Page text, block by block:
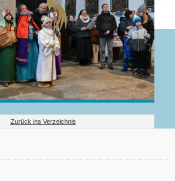
Zurück ins Verzeichnis